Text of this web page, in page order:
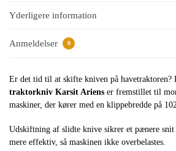
Yderligere information
Anmeldelser 0
Er det tid til at skifte kniven på havetraktoren?
traktorkniv Karsit Ariens er fremstillet til
maskiner, der kører med en klippebredde på
Udskiftning af slidte knive sikrer et pænere
mere effektiv, så maskinen ikke overbelastes.